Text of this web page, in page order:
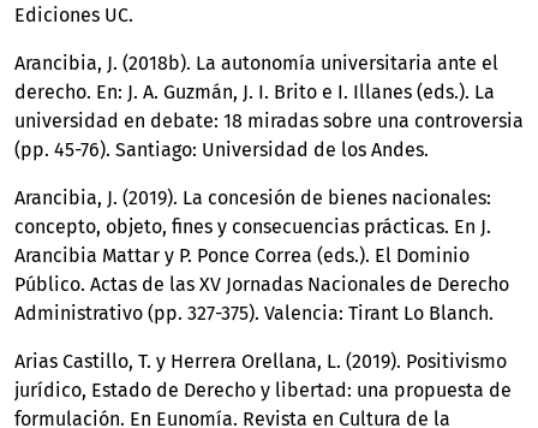
Ediciones UC.
Arancibia, J. (2018b). La autonomía universitaria ante el
derecho. En: J. A. Guzmán, J. I. Brito e I. Illanes (eds.). La
universidad en debate: 18 miradas sobre una controversia
(pp. 45-76). Santiago: Universidad de los Andes.
Arancibia, J. (2019). La concesión de bienes nacionales:
concepto, objeto, fines y consecuencias prácticas. En J.
Arancibia Mattar y P. Ponce Correa (eds.). El Dominio
Público. Actas de las XV Jornadas Nacionales de Derecho
Administrativo (pp. 327-375). Valencia: Tirant Lo Blanch.
Arias Castillo, T. y Herrera Orellana, L. (2019). Positivismo
jurídico, Estado de Derecho y libertad: una propuesta de
formulación. En Eunomía. Revista en Cultura de la